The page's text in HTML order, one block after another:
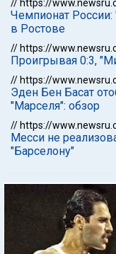
// https://
Чемпионат России:
в Ростове
// https://
Проигрывая 0:3,
// https://
Эден Бен Басат
"Марселя": обзор
// https://
Месси не
"Барселону"